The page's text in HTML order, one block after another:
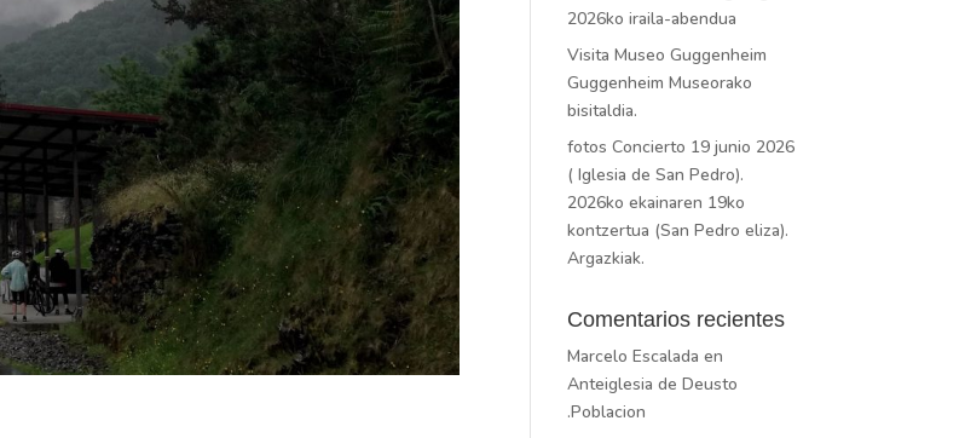
2026ko iraila-abendua
Visita Museo Guggenheim
Guggenheim Museorako
bisitaldia.
fotos Concierto 19 junio 2026
( Iglesia de San Pedro).
2026ko ekainaren 19ko
kontzertua (San Pedro eliza).
Argazkiak.
Comentarios recientes
Marcelo Escalada en
Anteiglesia de Deusto
.Poblacion